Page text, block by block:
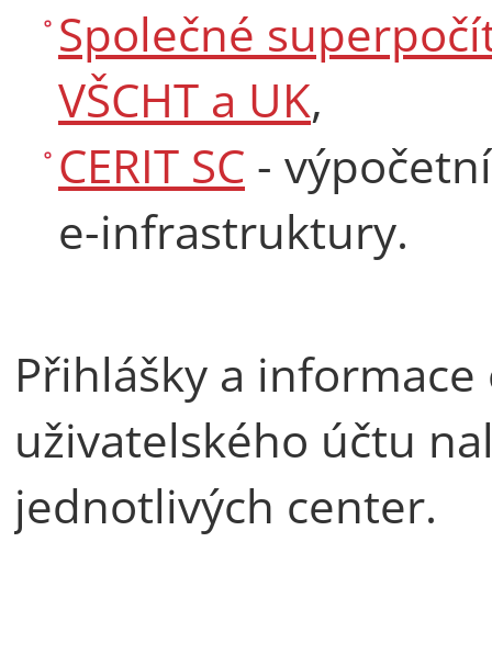
Společné
VŠCHT a UK,
CERIT SC -
e-infrastruktury.
Přihlášky a
uživatelského účtu
jednotlivých center.